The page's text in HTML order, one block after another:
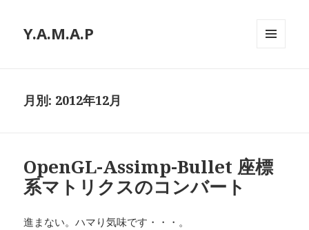
Y.A.M.A.P
月別: 2012年12月
OpenGL-Assimp-Bullet 座標
系マトリクスのコンバート
進まない。ハマり気味です・・・。